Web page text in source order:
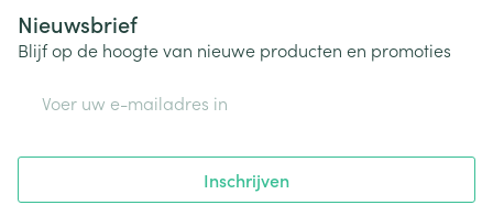
Nieuwsbrief
Blijf op de hoogte van nieuwe producten en promoties
Inschrijven